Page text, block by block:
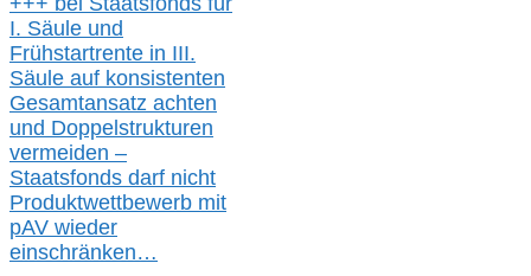
I. Säule und
Frühstartrente in III.
Säule auf konsistenten
Gesamtansatz achten
und Doppelstrukturen
vermeiden –
Staatsfonds darf nicht
Produktwettbewerb mit
pAV wieder
einschränken…